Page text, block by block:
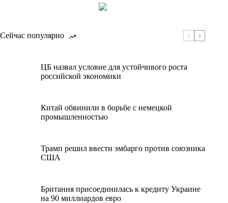
Сейчас популярно
ЦБ назвал условие для устойчивого роста
российской экономики
Китай обвинили в борьбе с немецкой
промышленностью
Трамп решил ввести эмбарго против союзника
США
Британия присоединилась к кредиту Украине
на 90 миллиардов евро